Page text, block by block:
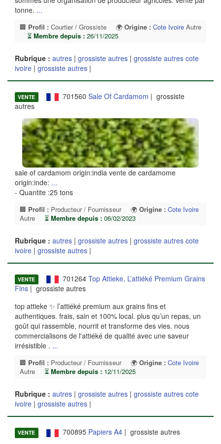
tonne. ...
🏢 Profil : Courtier / Grossiste 🌍 Origine : Cote Ivoire Autre
⏳ Membre depuis : 26/11/2025
Rubrique : autres | grossiste autres | grossiste autres cote
ivoire | grossiste autres |
VENTE 701560 Sale Of Cardamom | grossiste
autres
sale of cardamom origin:india vente de cardamome
origin:inde: ...
- Quantite :25 tons
🏢 Profil : Producteur / Fournisseur 🌍 Origine : Cote Ivoire
Autre
⏳ Membre depuis : 06/02/2023
Rubrique : autres | grossiste autres | grossiste autres cote
ivoire | grossiste autres |
VENTE 701264 Top Attieke, L’attiéké Premium Grains
Fins | grossiste autres
top attieke ✨ l’attiéké premium aux grains fins et
authentiques. frais, sain et 100% local. plus qu’un repas, un
goût qui rassemble, nourrit et transforme des vies. nous
commercialisons de l'attiéké de qualité avec une saveur
irrésistible . ...
🏢 Profil : Producteur / Fournisseur 🌍 Origine : Cote Ivoire
Autre
⏳ Membre depuis : 12/11/2025
Rubrique : autres | grossiste autres | grossiste autres cote
ivoire | grossiste autres |
VENTE 700895 Papiers A4| grossiste autres